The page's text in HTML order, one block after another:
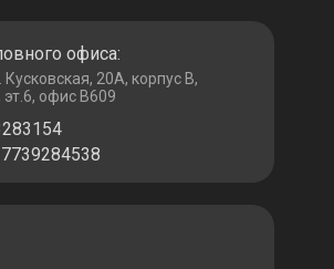
офиса:
Кусковская, 20А, корпус В,
офис В609